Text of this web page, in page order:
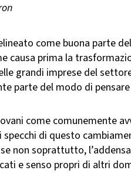
come buona parte
causa prima la
grandi imprese del
parte del modo di
come comunemente
specchi di questo
non soprattutto,
e senso propri di altri